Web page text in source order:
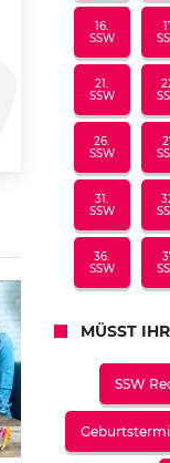
16.
SSW
21.
SSW
26.
SSW
31.
SSW
36.
SSW
MÜSST
SSW